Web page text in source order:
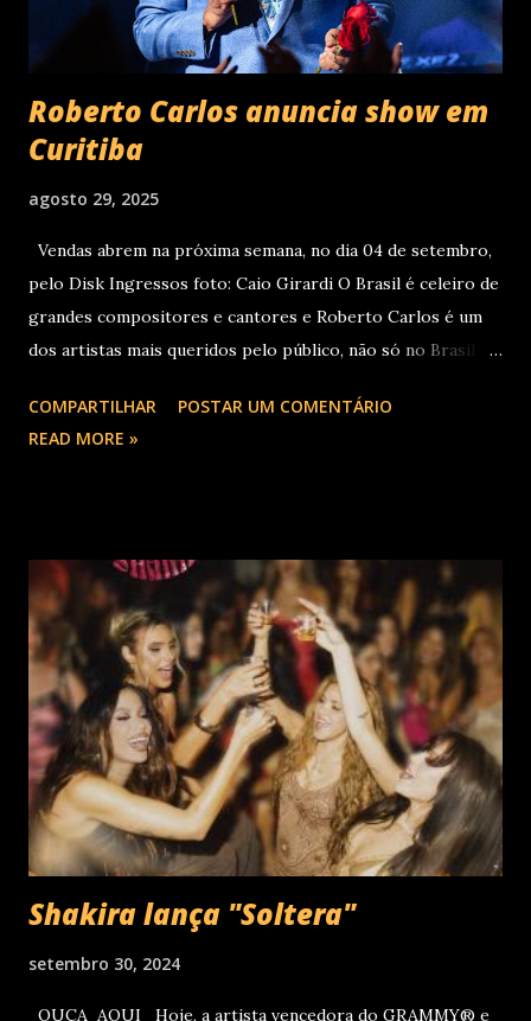
Roberto Carlos anuncia show em
Curitiba
agosto 29, 2025
Vendas abrem na próxima semana, no dia 04 de setembro,
pelo Disk Ingressos foto: Caio Girardi O Brasil é celeiro de
grandes compositores e cantores e Roberto Carlos é um
dos artistas mais queridos pelo público, não só no Brasil
lançados em seu país tem sua carreira pautada em
lançamentos simultâneos em português e espanhol desde a
feira), quando Roberto Carlos se apresentará em Curitiba
– PR , na Teatro Positivo (Rua Prof. Pedro Viriato Parigot
de Souza, 5300 - Campo Comprido, Curitiba - PR). Abertura
das vendas on-line e físicas no dia 04 de setembro ao meio
dia. A produção e realização são da Cult! Produções, RW7
Production& Entertainment e RC Produções. Roberto
Carlos começou o ano de 2025 se apresentando n...
COMPARTILHAR
POSTAR UM COMENTÁRIO
READ MORE »
Shakira lança "Soltera"
setembro 30, 2024
OUÇA AQUI Hoje, a artista vencedora do GRAMMY® e